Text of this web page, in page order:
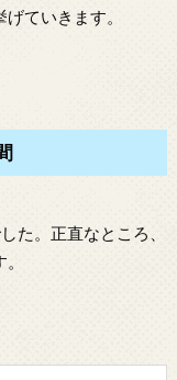
ていきます。
た。正直なところ、